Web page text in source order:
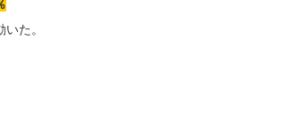
た。